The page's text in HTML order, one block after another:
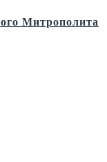
Митрополита